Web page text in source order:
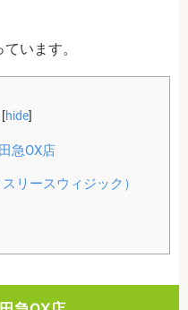
います。
[hide]
急OX店
リースウィジック）